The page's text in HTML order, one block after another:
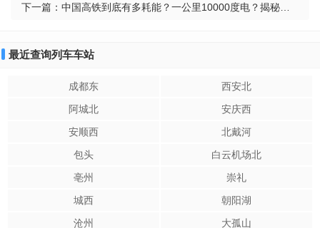
下一篇： 中国高铁到底有多耗能？一公里10000度电？揭秘真实能耗情况
最近查询列车车站
成都东
西安北
阿城北
安庆西
安顺西
北戴河
包头
白云机场北
亳州
崇礼
城西
朝阳湖
沧州
大孤山